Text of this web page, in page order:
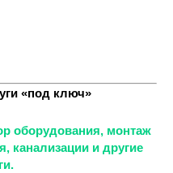
«под ключ»
оборудования, монтаж
канализации и другие